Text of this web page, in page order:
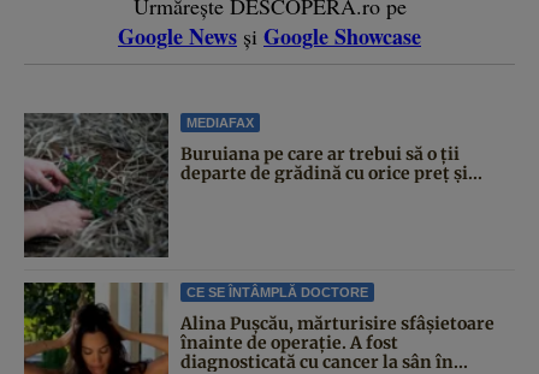
Google News și Google Showcase
MEDIAFAX
Buruiana pe care ar trebui să o ții
departe de grădină cu orice preț și...
CE SE ÎNTÂMPLĂ DOCTORE
Alina Pușcău, mărturisire sfâșietoare
înainte de operație. A fost
diagnosticată cu cancer la sân în...